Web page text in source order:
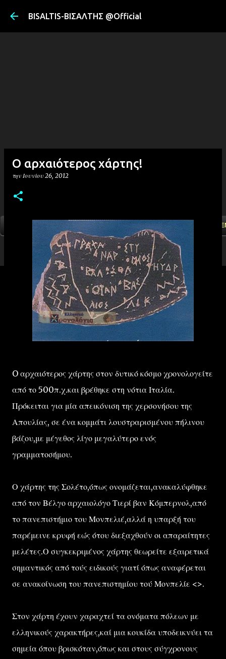
BISALTIS-ΒΙΣΑΛΤΗΣ @Official
FACEBOOK
O αρχαιότερος χάρτης!
την Ιουνίου 26, 2012
O αρχαιότερος χάρτης στον δυτικό κόσμο χρονολογείτε
από το 500π.χ.και βρέθηκε στη νότια Ιταλία.
Πρόκειται για μία απεικόνιση της χερσονήσου της
Απουλίας, σε ένα κομμάτι λουστραρισμένου πήλινου
βάζου,με μέγεθος λίγο μεγαλύτερο ενός
γραμματοσήμου.
Ο χάρτης της Σολέτο,όπως ονομάζεται,ανακαλύφθηκε
από τον Βέλγο αρχαιολόγο Τιερί βαν Κόμπερνολ,από
το πανεπιστήμιο του Μονπελιέ,αλλά η υπαρξή του
παρέμεινε κρυφή εώς ότου διεξαχθούν οι απαραίτητες
μελέτες.Ο συγκεκριμένος χάρτης θεωρείτε εξαιρετικά
σημαντικός από τούς ειδικούς γιατί όπως αναφέρεται
σε ανακοίνωση του πανεπιστημίου τού Μονπελίε <>.
Στον χάρτη έχουν χαραχτεί τα ονόματα πόλεων με
ελληνικούς χαρακτήρες,καί μια κουκίδα υποδεικνύει τα
σημεία όπου βρισκόταν,όπως και στους σύγχρονους